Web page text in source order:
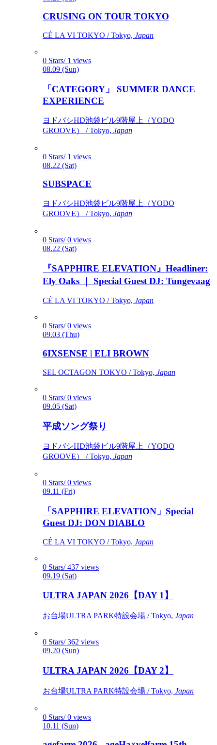
CRUSING ON TOUR TOKYO
CÉ LA VI TOKYO / Tokyo, Japan
0 Stars/ 1 views
08.09 (Sun)
「CATEGORY」 SUMMER DANCE
EXPERIENCE
ヨドバシHD池袋ビル9階屋上（YODO
GROOVE） / Tokyo, Japan
0 Stars/ 1 views
08.22 (Sat)
SUBSPACE
ヨドバシHD池袋ビル9階屋上（YODO
GROOVE） / Tokyo, Japan
0 Stars/ 0 views
08.22 (Sat)
『SAPPHIRE ELEVATION』Headliner:
Ely Oaks ｜ Special Guest DJ: Tungevaag
CÉ LA VI TOKYO / Tokyo, Japan
0 Stars/ 0 views
09.03 (Thu)
6IXSENSE | ELI BROWN
SEL OCTAGON TOKYO / Tokyo, Japan
0 Stars/ 0 views
09.05 (Sat)
平成ソング祭り
ヨドバシHD池袋ビル9階屋上（YODO
GROOVE） / Tokyo, Japan
0 Stars/ 0 views
09.11 (Fri)
「SAPPHIRE ELEVATION」Special
Guest DJ: DON DIABLO
CÉ LA VI TOKYO / Tokyo, Japan
0 Stars/ 437 views
09.19 (Sat)
ULTRA JAPAN 2026【DAY 1】
お台場ULTRA PARK特設会場 / Tokyo, Japan
0 Stars/ 362 views
09.20 (Sun)
ULTRA JAPAN 2026【DAY 2】
お台場ULTRA PARK特設会場 / Tokyo, Japan
0 Stars/ 0 views
10.11 (Sun)